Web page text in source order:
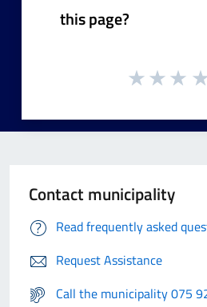
this page?
Contact municipality
Read frequently asked
Request Assistance
Call the municipality 075